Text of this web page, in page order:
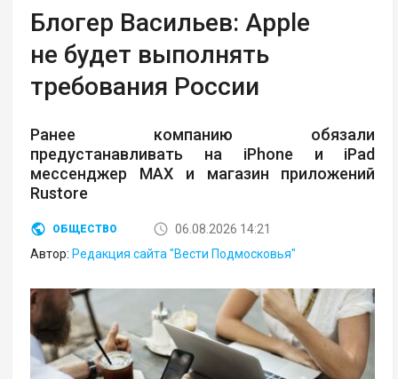
Блогер Васильев: Apple
не будет выполнять
требования России
Ранее компанию обязали
предустанавливать на iPhone и iPad
мессенджер MAX и магазин приложений
Rustore
ОБЩЕСТВО
06.08.2026 14:21
Автор: Редакция сайта "Вести Подмосковья"